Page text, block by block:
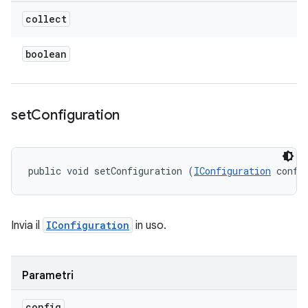
collect
boolean
setConfiguration
public void setConfiguration (IConfiguration
Invia il IConfiguration in uso.
Parametri